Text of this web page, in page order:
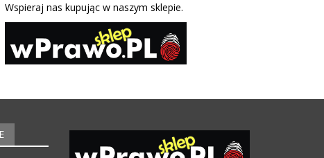
Wspieraj nas kupując w naszym sklepie.